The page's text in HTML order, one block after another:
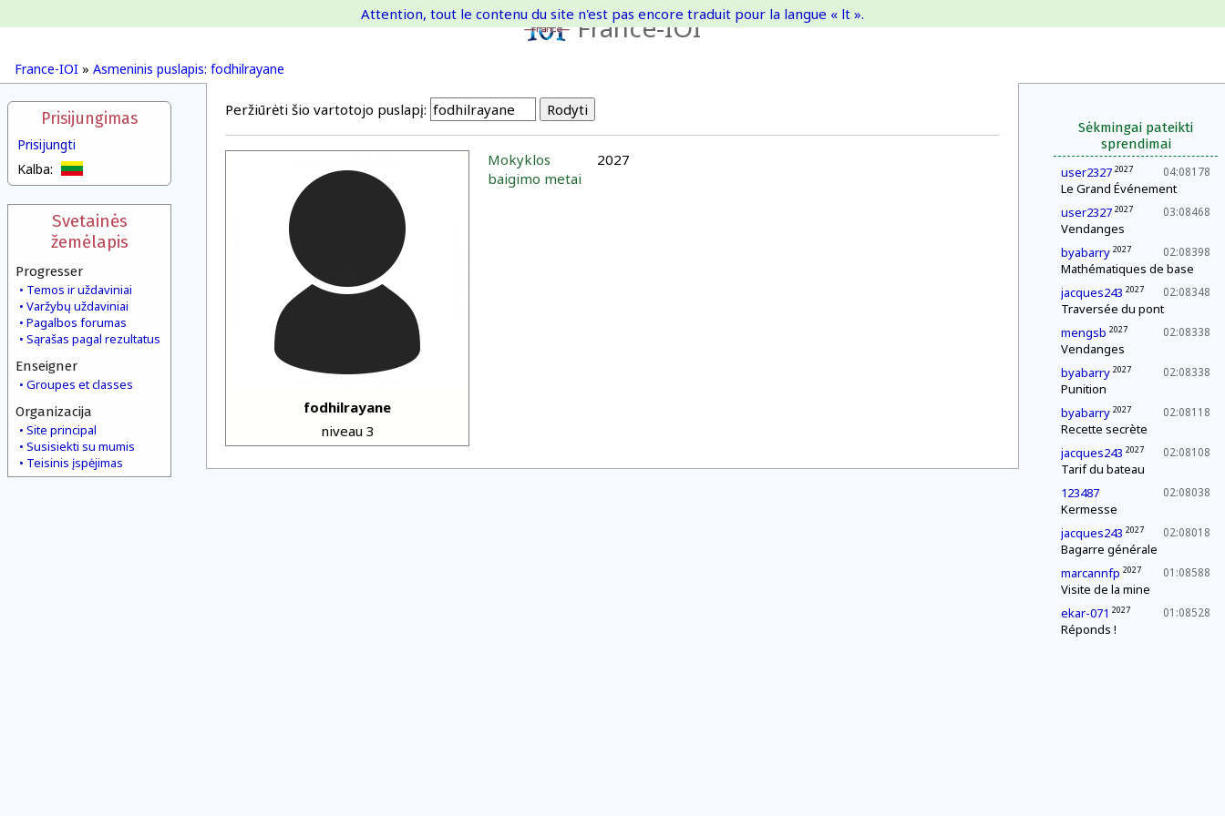
France-IOI
France-IOI » Asmeninis puslapis: fodhilrayane
Attention, tout le contenu du site n'est pas encore traduit pour la langue « lt ».
Prisijungimas
Prisijungti
Kalba:
Svetainės
žemėlapis
Progresser
Temos ir uždaviniai
Varžybų uždaviniai
Pagalbos forumas
Sąrašas pagal rezultatus
Enseigner
Groupes et classes
Organizacija
Site principal
Susisiekti su mumis
Teisinis įspėjimas
Sėkmingai pateikti
sprendimai
04:08178
user2327 2027
Le Grand Événement
03:08468
user2327 2027
Vendanges
02:08398
byabarry 2027
Mathématiques de base
02:08348
jacques243 2027
Traversée du pont
02:08338
mengsb 2027
Vendanges
02:08338
byabarry 2027
Punition
02:08118
byabarry 2027
Recette secrète
02:08108
jacques243 2027
Tarif du bateau
02:08038
123487
Kermesse
02:08018
jacques243 2027
Bagarre générale
01:08588
marcannfp 2027
Visite de la mine
01:08528
ekar-071 2027
Réponds !
Peržiūrėti šio vartotojo puslapį:
fodhilrayane
niveau 3
Mokyklos
baigimo metai
2027